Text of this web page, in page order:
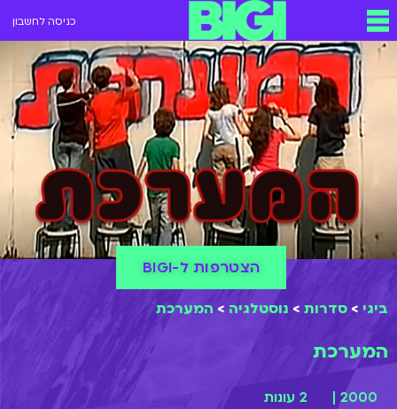
כניסה לחשבון
ביגי > סדרות > נוסטלגיה > המערכת
המערכת
2000 | 2 עונות
הצטרפות ל-BIGI